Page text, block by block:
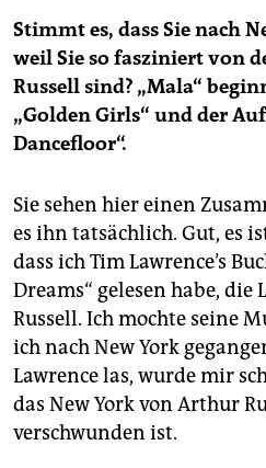
Stimmt es, dass Sie nach
weil Sie so fasziniert von
Russell sind? „Mala“
„Golden Girls“ und der
Dancefloor“.
Sie sehen hier einen
es ihn tatsächlich. Gut, es
dass ich Tim Lawrence’s
Dreams“ gelesen habe, die
Russell. Ich mochte seine
ich nach New York
Lawrence las, wurde mir
das New York von Arthur
verschwunden ist.